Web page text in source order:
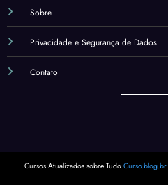
Sobre
Privacidade e Segurança de Dados
Contato
Cursos Atualizados sobre Tudo Curso.blog.br